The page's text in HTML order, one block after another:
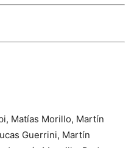
Matías Morillo, Martín
Guerrini, Martín